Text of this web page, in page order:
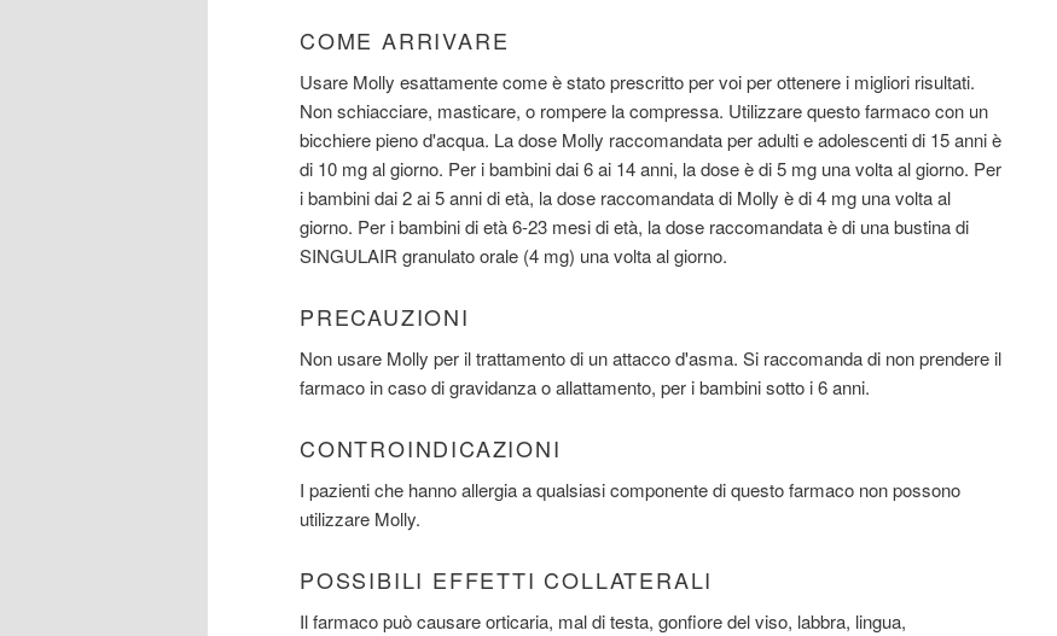
COME ARRIVARE
Usare Molly esattamente come è stato prescritto per voi per ottenere i migliori risultati.
Non schiacciare, masticare, o rompere la compressa. Utilizzare questo farmaco con un
bicchiere pieno d'acqua. La dose Molly raccomandata per adulti e adolescenti di 15 anni è
di 10 mg al giorno. Per i bambini dai 6 ai 14 anni, la dose è di 5 mg una volta al giorno. Per
i bambini dai 2 ai 5 anni di età, la dose raccomandata di Molly è di 4 mg una volta al
giorno. Per i bambini di età 6-23 mesi di età, la dose raccomandata è di una bustina di
SINGULAIR granulato orale (4 mg) una volta al giorno.
PRECAUZIONI
Non usare Molly per il trattamento di un attacco d'asma. Si raccomanda di non prendere il
farmaco in caso di gravidanza o allattamento, per i bambini sotto i 6 anni.
CONTROINDICAZIONI
I pazienti che hanno allergia a qualsiasi componente di questo farmaco non possono
utilizzare Molly.
POSSIBILI EFFETTI COLLATERALI
Il farmaco può causare orticaria, mal di testa, gonfiore del viso, labbra, lingua,